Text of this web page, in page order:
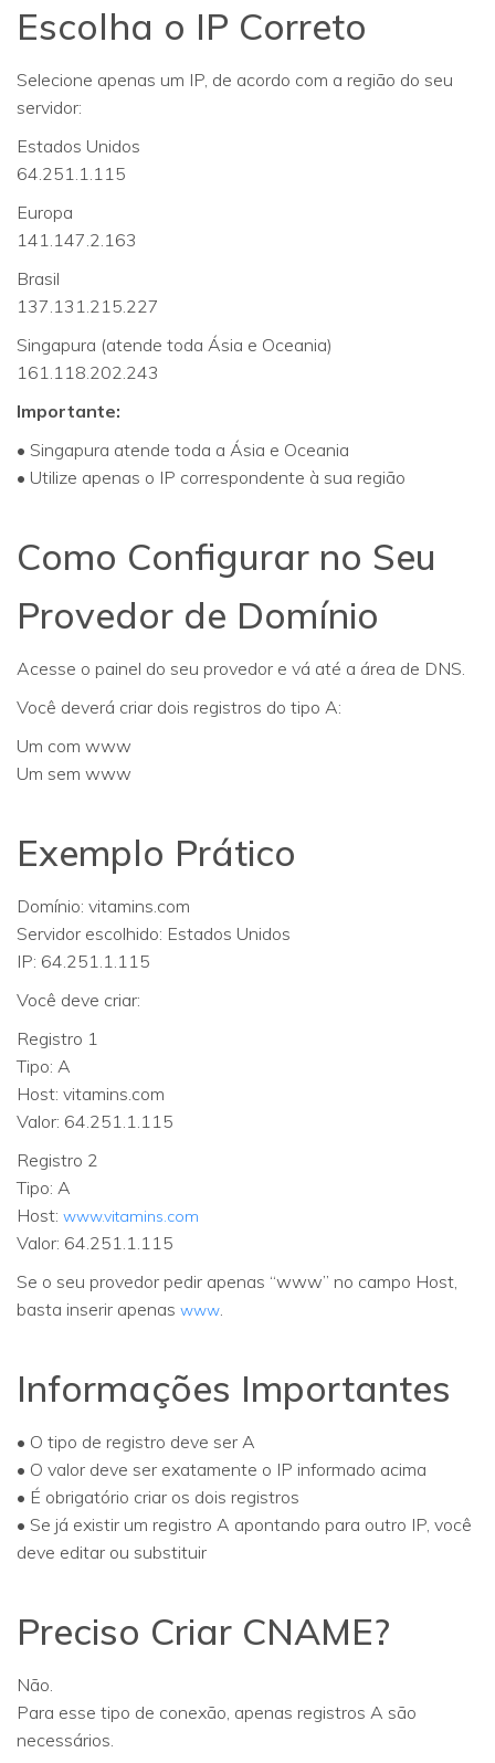
Escolha o IP Correto
Selecione apenas um IP, de acordo com a região do seu
servidor:
Estados Unidos
64.251.1.115
Europa
141.147.2.163
Brasil
137.131.215.227
Singapura (atende toda Ásia e Oceania)
161.118.202.243
Importante:
• Singapura atende toda a Ásia e Oceania
• Utilize apenas o IP correspondente à sua região
Como Configurar no Seu
Provedor de Domínio
Acesse o painel do seu provedor e vá até a área de DNS.
Você deverá criar dois registros do tipo A:
Um com www
Um sem www
Exemplo Prático
Domínio: vitamins.com
Servidor escolhido: Estados Unidos
IP: 64.251.1.115
Você deve criar:
Registro 1
Tipo: A
Host: vitamins.com
Valor: 64.251.1.115
Registro 2
Tipo: A
Host: www.vitamins.com
Valor: 64.251.1.115
Se o seu provedor pedir apenas “www” no campo Host,
basta inserir apenas www
Informações Importantes
• O tipo de registro deve ser A
• O valor deve ser exatamente o IP informado acima
• É obrigatório criar os dois registros
• Se já existir um registro A apontando para outro IP, você
deve editar ou substituir
Preciso Criar CNAME?
Não.
Para esse tipo de conexão, apenas registros A são
necessários.